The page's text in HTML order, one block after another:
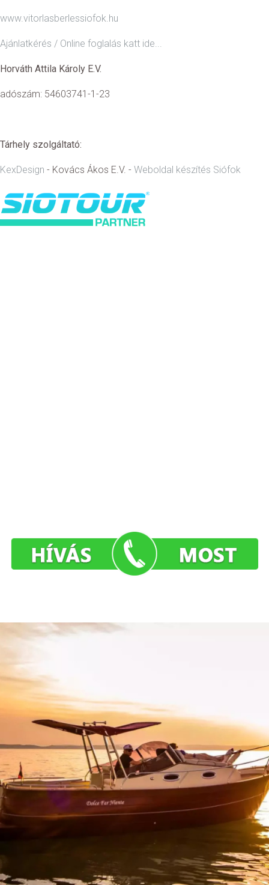
www.vitorlasberlessiofok.hu
Ajánlatkérés / Online foglalás katt ide...
Horváth Attila Károly E.V.
adószám: 54603741-1-23
Tárhely szolgáltató:
KexDesign - Kovács Ákos E.V. - Weboldal készítés Siófok